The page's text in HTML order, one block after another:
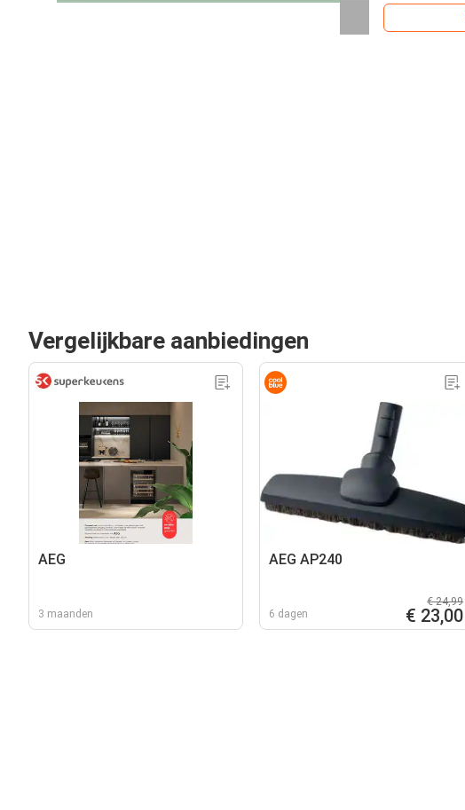
Vergelijkbare aanbiedingen
AEG
3 maanden
AEG AP240
6 dagen
€ 24,99
€ 23,00